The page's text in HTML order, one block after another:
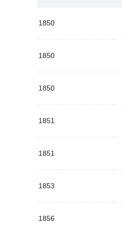
1850
1850
1850
1851
1851
1853
1856